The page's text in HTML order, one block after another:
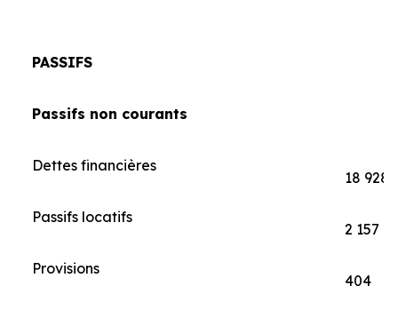
PASSIFS
Passifs non courants
Dettes financières
18 928
Passifs locatifs
2 157
Provisions
404